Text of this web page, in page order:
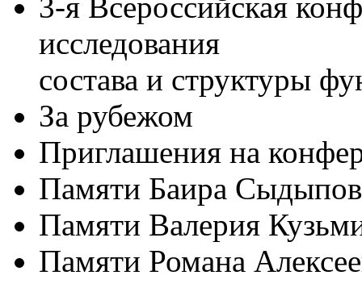
исследования
состава и структуры
За рубежом
Приглашения на
Памяти Баира
Памяти Валерия
Памяти Романа